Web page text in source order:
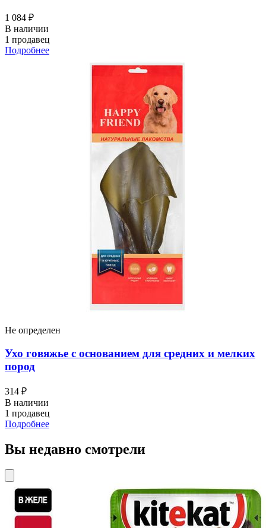
1 084 ₽
В наличии
1 продавец
Подробнее
Не определен
Ухо говяжье с основанием для средних и мелких
пород
314 ₽
В наличии
1 продавец
Подробнее
Вы недавно смотрели